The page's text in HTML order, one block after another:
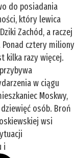
do posiadania
który lewica
Zachód, a raczej
Ponad cztery miliony
kilka razy więcej.
w ciągu
Moskwy,
osób. Broń
wsi
i